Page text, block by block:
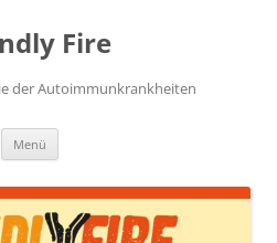
Fire
der Autoimmunkrankheiten
Menü